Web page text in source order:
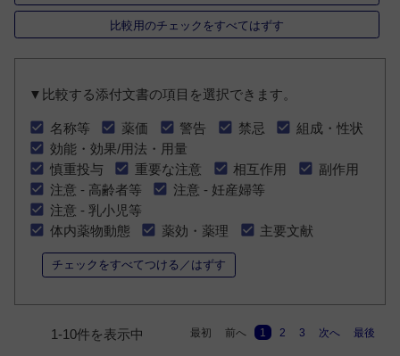
比較用のチェックをすべてはずす
▼比較する添付文書の項目を選択できます。
名称等 薬価 警告 禁忌
組成・性状
効能・効果/用法・用量
慎重投与
重要な注意 相互作用
副作用
注意 - 高齢者等
注意 - 妊産婦等
注意 - 乳小児等
体内薬物動態
薬効・薬理 主要文献
チェックをすべてつける／はずす
1-10件を表示中 最初 前へ 1 2 3 次へ 最後